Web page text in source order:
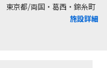
東京都/両国・葛西・錦糸町
施設詳細